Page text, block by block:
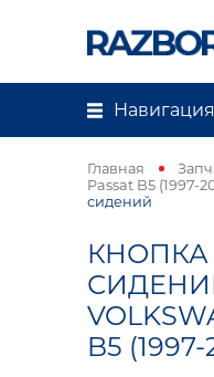
Навигация
Главная
Passat B5 (1997-
сидений
B5